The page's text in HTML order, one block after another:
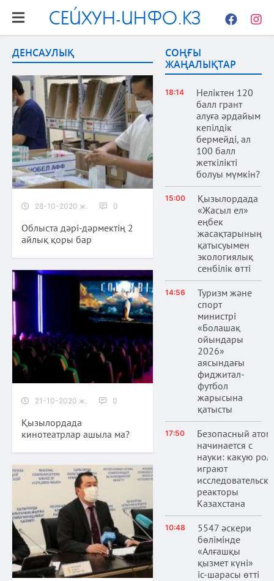
СЕЙХУН-ИНФО.КЗ
Facebook
ДЕНСАУЛЫҚ
28-10-2020 ж. 0
Облыста дәрі-дәрмектің 2
айлық қоры бар
21-10-2020 ж. 0
Қызылордада
кинотеатрлар ашыла ма?
СОҢҒЫ
ЖАҢАЛЫҚТАР
18:14
Неліктен 120
балл грант
алуға әрдайым
кепілдік
бермейді, ал
100 балл
жеткілікті
болуы мүмкін?
15:00
Қызылордада
«Жасыл ел»
еңбек
жасақтарының
қатысуымен
экологиялық
сенбілік өтті
14:56
Туризм және
спорт
министрі
«Болашақ
ойындары
2026»
аясындағы
фиджитал-
футбол
жарысына
қатысты
17:50
Безопасный атом
начинается с
науки: какую
играют
реакторы
Казахстана
10:48
5547 әскери
бөлімінде
«Алғашқы
қызмет күні»
іс-шарасы өтті